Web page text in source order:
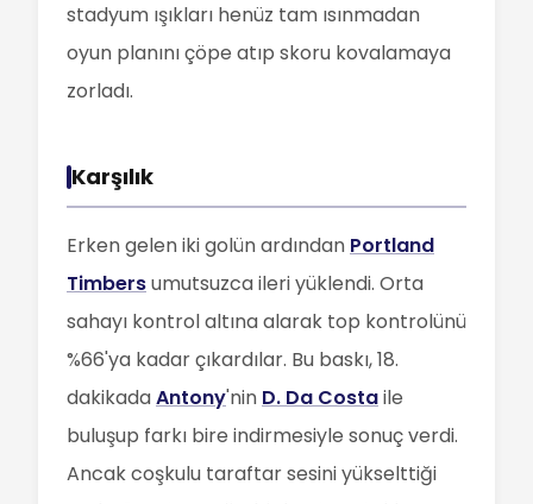
stadyum ışıkları henüz tam ısınmadan
oyun planını çöpe atıp skoru kovalamaya
zorladı.
Karşılık
Erken gelen iki golün ardından Portland
Timbersumutsuzca ileri yüklendi. Orta
sahayı kontrol altına alarak top kontrolünü
%66'ya kadar çıkardılar. Bu baskı, 18.
dakikadaAntony'nin D. Da Costaile
buluşup farkı bire indirmesiyle sonuç verdi.
Ancak coşkulu taraftar sesini yükselttiği